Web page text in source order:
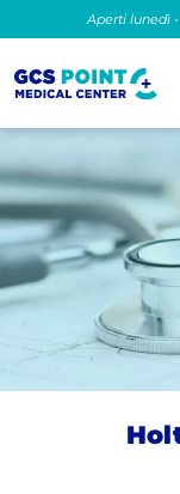
Aperti lunedì -